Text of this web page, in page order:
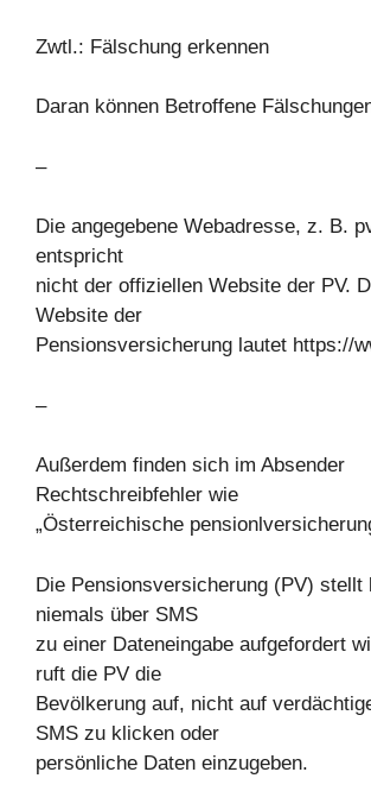
Zwtl.: Fälschung erkennen
Daran können Betroffene
–
Die angegebene Webadresse, z. B.
entspricht
nicht der offiziellen Website der PV.
Website der
Pensionsversicherung lautet https://
–
Außerdem finden sich im Absender
Rechtschreibfehler wie
„Österreichische
Die Pensionsversicherung (PV) stellt
niemals über SMS
zu einer Dateneingabe aufgefordert
ruft die PV die
Bevölkerung auf, nicht auf
SMS zu klicken oder
persönliche Daten einzugeben.